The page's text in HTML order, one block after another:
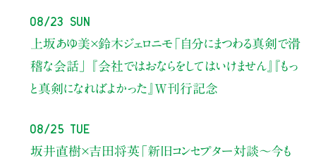
08/23 Sun
上坂あゆ美×鈴木ジェロニモ 「自分にまつわる真剣で滑
稽な会話」
『会社ではおならをしてはいけません』『もっ
と真剣になればよかった』W刊行記念
08/25 Tue
坂井直樹×吉田将英「新旧コンセプター対談～今も